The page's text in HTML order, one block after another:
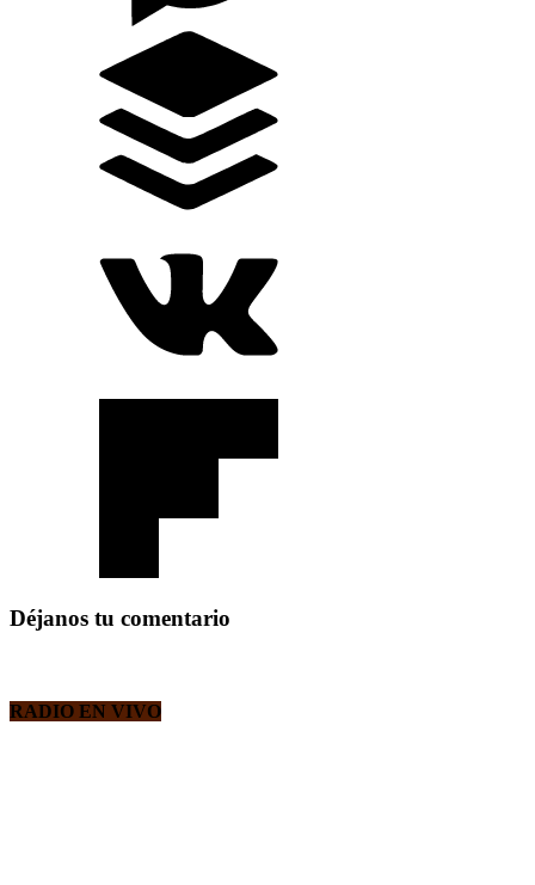
Déjanos tu comentario
RADIO EN VIVO